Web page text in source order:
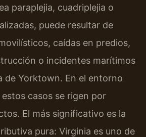
paraplejia, cuadriplejia o
puede resultar de
caídas en predios,
o incidentes marítimos
de Yorktown. En el entorno
casos se rigen por
El más significativo es la
pura: Virginia es uno de